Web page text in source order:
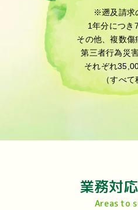
※遡及請求
1年分につき
その他、複数傷
第三者行為災
それぞれ
（すべ
業務対
Areas to